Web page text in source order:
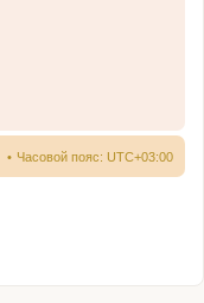
Часовой пояс: UTC+03:00